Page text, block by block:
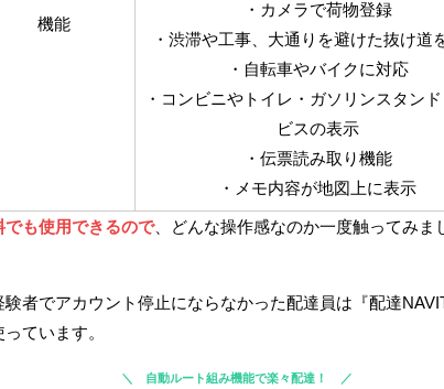
機能
・カメラで荷物登録
・渋滞や工事、大通りを避けた抜け道
・自転車やバイクに対応
・コンビニやトイレ・ガソリンスタン
ビスの表示
・伝票読み取り機能
・メモ内容が地図上に表示
でも使用できるので、どんな操作感なのか一度触ってみま
験者でアカウント停止にならなかった配達員は『配達
っています。
自動ルート組み機能で楽々配達！